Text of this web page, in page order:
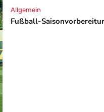
Fußball-
Allgemein